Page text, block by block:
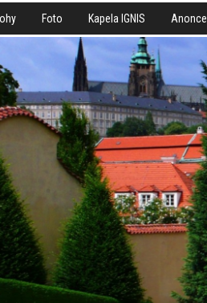
Foto Kapela IGNIS Anonce